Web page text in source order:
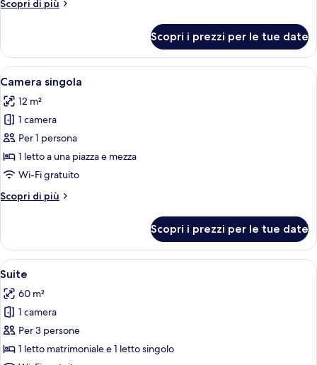
Scopri di più
Superior
Scopri i prezzi per le tue date
Apri
tutte
le
foto
per
Camera
singola
Una camera da letto con parete in
3
Camera singola
12 m²
1 camera
Per 1 persona
1 letto a una piazza e mezza
Wi-Fi gratuito
Scopri di più
Altri
singola
Scopri i prezzi per le tue date
Apri
tutte
le
foto
per
Suite
Una camera da letto con parete in
6
Suite
60 m²
1 camera
Per 3 persone
1 letto matrimoniale e 1 letto singolo